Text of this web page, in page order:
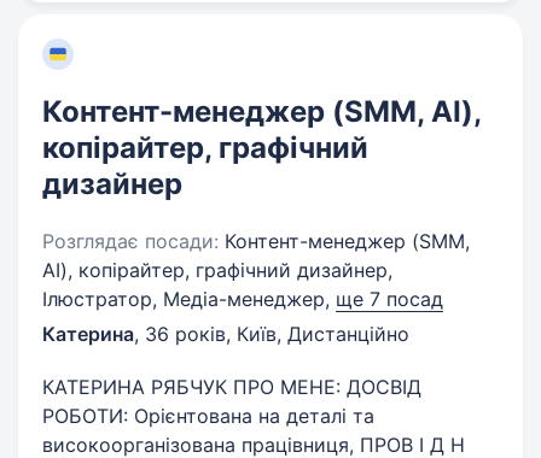
Контент-менеджер (SMM, AI),
копірайтер, графічний
дизайнер
Розглядає посади: Контент-менеджер (SMM,
AI), копірайтер, графічний дизайнер,
Ілюстратор, Медіа-менеджер, ще 7 посад
Катерина, 36 років, Київ, Дистанційно
КАТЕРИНА РЯБЧУК ПРО МЕНЕ: ДОСВІД
РОБОТИ: Орієнтована на деталі та
високоорганізована працівниця, ПРОВ І Д Н